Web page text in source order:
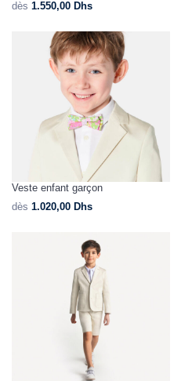
dès 1.550,00 Dhs
Veste enfant garçon
dès 1.020,00 Dhs